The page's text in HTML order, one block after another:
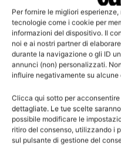
Per fornire le migliori
tecnologie come i cookie per
informazioni del dispositivo. Il
noi e ai nostri partner di
durante la navigazione o gli ID
annunci (non) personalizzati.
influire negativamente su
Clicca qui sotto per
dettagliate. Le tue scelte
possibile modificare le
ritiro del consenso, utilizzando i
sul pulsante di gestione del
Leggi la rivista